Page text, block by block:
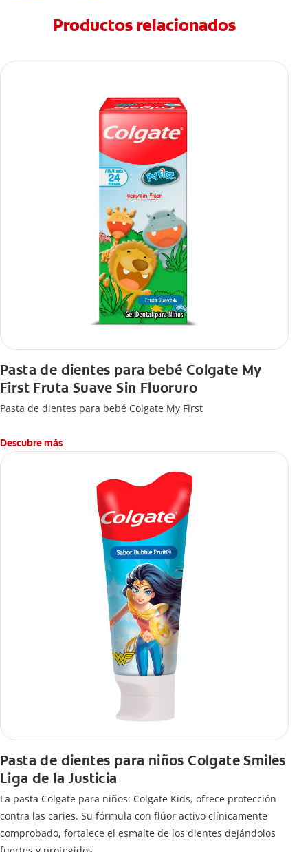
Productos relacionados
Pasta de dientes para bebé Colgate My
First Fruta Suave Sin Fluoruro
Pasta de dientes para bebé Colgate My First
Descubre más
Pasta de dientes para niños Colgate Smiles
Liga de la Justicia
La pasta Colgate para niños: Colgate Kids, ofrece protección
contra las caries. Su fórmula con flúor activo clínicamente
comprobado, fortalece el esmalte de los dientes dejándolos